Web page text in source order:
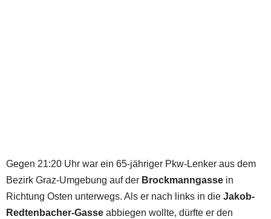
Gegen 21:20 Uhr war ein 65-jähriger Pkw-Lenker aus dem
Bezirk Graz-Umgebung auf der Brockmanngasse in
Richtung Osten unterwegs. Als er nach links in die Jakob-
Redtenbacher-Gasse abbiegen wollte, dürfte er den